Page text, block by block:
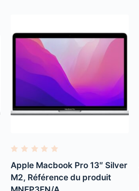
a
t
e
d
0
Apple Macbook Pro 13″ Silver
M2, Référence du produit